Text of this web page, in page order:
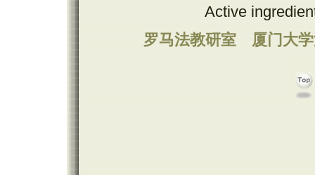
Active
罗马法教研室
厦门大